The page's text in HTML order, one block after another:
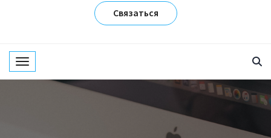
Связаться
Toggle navigation